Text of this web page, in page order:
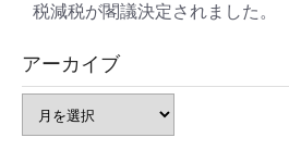
税減税が閣議決定されました。
アーカイブ